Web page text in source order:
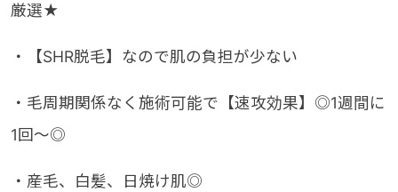
厳選★
・【SHR脱毛】なので肌の負担が少ない
・毛周期関係なく施術可能で【速攻効果】◎1週間に
1回〜◎
・産毛、白髪、日焼け肌◎